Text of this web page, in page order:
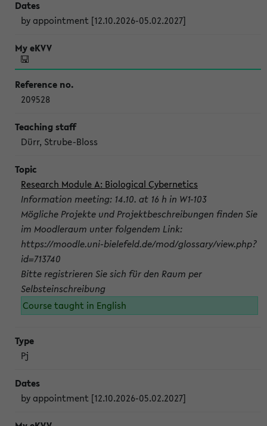
by appointment [12.10.2026-05.02.2027]
209528
Dürr, Strube-Bloss
Research Module A: Biological Cybernetics
Information meeting: 14.10. at 16 h in W1-103
Mögliche Projekte und Projektbeschreibungen finden Sie
im Moodleraum unter folgendem Link:
https://moodle.uni-bielefeld.de/mod/glossary/view.php?
id=713740
Bitte registrieren Sie sich für den Raum per
Selbsteinschreibung
Course taught in English
Pj
by appointment [12.10.2026-05.02.2027]